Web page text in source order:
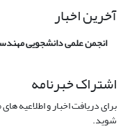
آخرین اخبار
انجمن علمی دانشجویی
اشتراک خبرنامه
برای دریافت اخبار و اطلاعیه
شوید.